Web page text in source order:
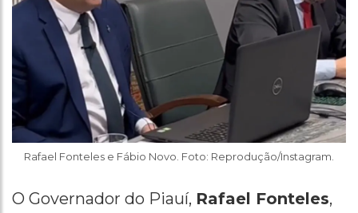
Rafael Fonteles e Fábio Novo. Foto: Reprodução/Instagram.
O Governador do Piauí, Rafael Fonteles,